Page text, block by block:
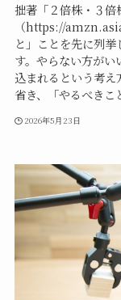
拙著「２倍株・３倍
（https://
と」ことを先に列
す。やらない方がい
込まれるという考え
省き、「やるべきこ
2026年5月23日